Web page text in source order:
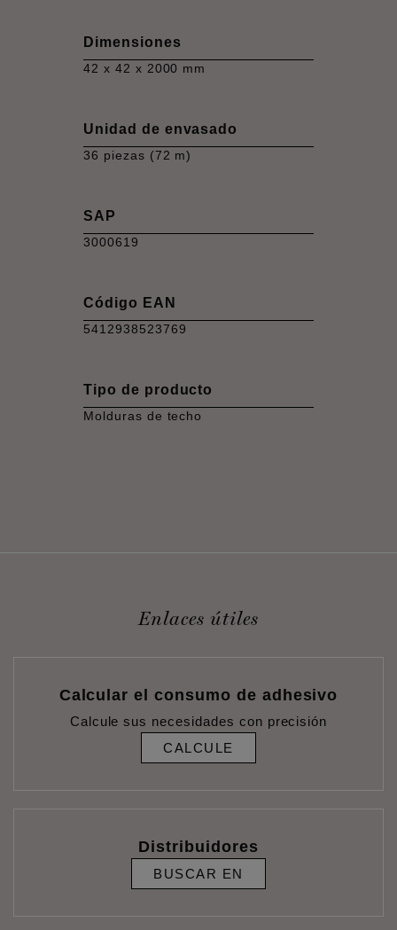
Dimensiones
42 x 42 x 2000 mm
Unidad de envasado
36 piezas (72 m)
SAP
3000619
Código EAN
5412938523769
Tipo de producto
Molduras de techo
Enlaces útiles
Calcular el consumo de adhesivo
Calcule sus necesidades con precisión
CALCULE
Distribuidores
BUSCAR EN